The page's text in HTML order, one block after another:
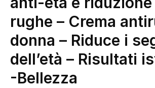
rughe – Crema
donna – Riduce i
dell’età – Risultati
-Bellezza